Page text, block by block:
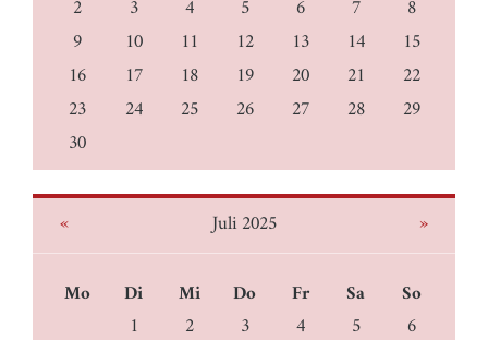
2 3 4 5 6 7 8
9 10 11 12 13 14 15
16 17 18 19 20 21 22
23 24 25 26 27 28 29
30
« Juli 2025 »
Mo Di Mi Do Fr Sa
So
1
2 3 4 5 6